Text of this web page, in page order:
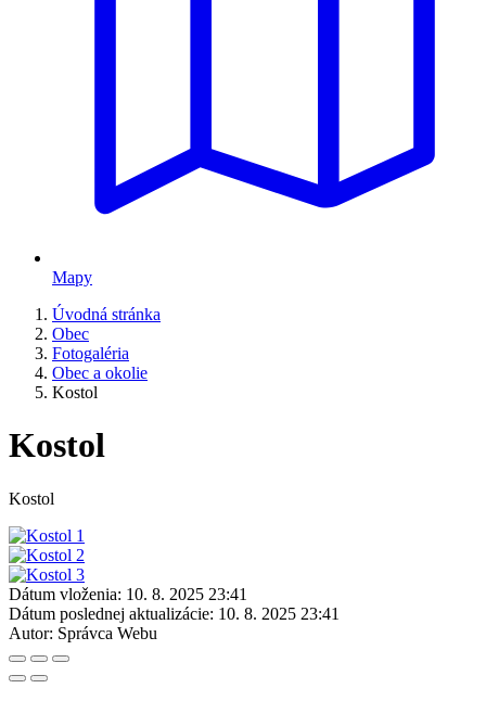
Mapy
Úvodná stránka
Obec
Fotogaléria
Obec a okolie
Kostol
Kostol
Kostol
Dátum vloženia: 10. 8. 2025 23:41
Dátum poslednej aktualizácie: 10. 8. 2025 23:41
Autor: Správca Webu